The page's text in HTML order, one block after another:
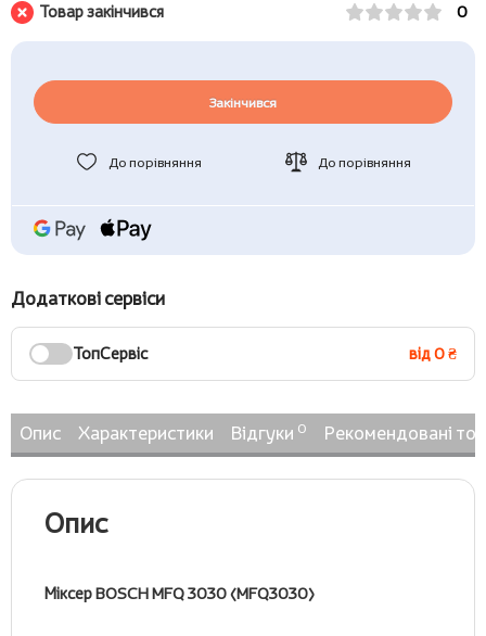
Товар закінчився 0
Закінчився
До порівняння До порівняння
Додаткові сервіси
ТопСервіс від 0 ₴
Опис Характеристики Відгуки 0 Рекомендовані
Опис
Міксер BOSCH MFQ 3030 (MFQ3030)